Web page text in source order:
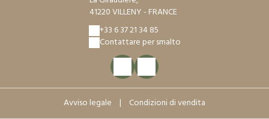
41220 VILLENY - FRANCE
+33 6 37 21 34 85
Contattare per smalto
Avviso legale | Condizioni di vendita